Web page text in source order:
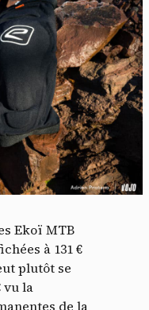
Ekoï MTB
à 131 €
plutôt se
vu la
de la